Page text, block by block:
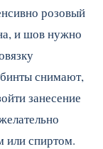
розовый
и шов нужно
снимают,
занесение
или спиртом.